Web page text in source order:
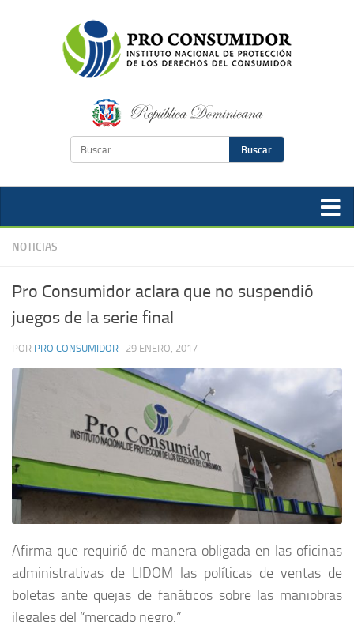
Buscar
NOTICIAS
Pro Consumidor aclara que no suspendió
juegos de la serie final
POR PRO CONSUMIDOR · 29 ENERO, 2017
Afirma que requirió de manera obligada en las oficinas
administrativas de LIDOM las políticas de ventas de
boletas ante quejas de fanáticos sobre las maniobras
ilegales del “mercado negro.”